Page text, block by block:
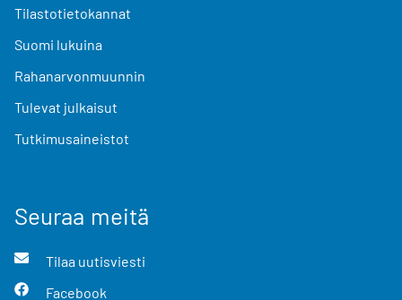
Tilastotietokannat
Suomi lukuina
Rahanarvonmuunnin
Tulevat julkaisut
Tutkimusaineistot
Seuraa meitä
Tilaa uutisviesti
Facebook